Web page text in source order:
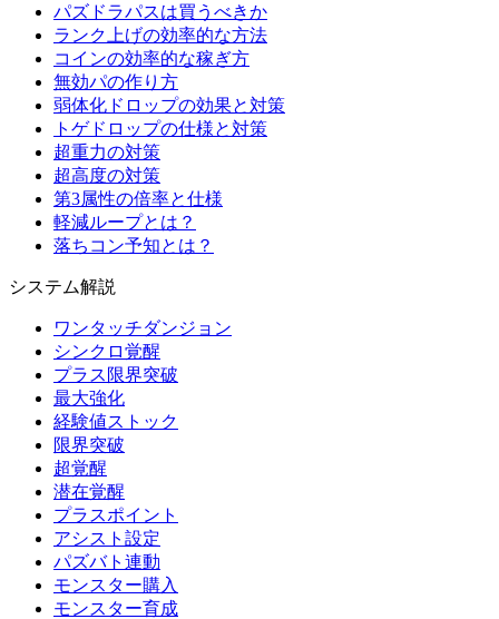
パズドラパスは買うべきか
ランク上げの効率的な方法
コインの効率的な稼ぎ方
無効パの作り方
弱体化ドロップの効果と対策
トゲドロップの仕様と対策
超重力の対策
超高度の対策
第3属性の倍率と仕様
軽減ループとは？
落ちコン予知とは？
システム解説
ワンタッチダンジョン
シンクロ覚醒
プラス限界突破
最大強化
経験値ストック
限界突破
超覚醒
潜在覚醒
プラスポイント
アシスト設定
パズバト連動
モンスター購入
モンスター育成